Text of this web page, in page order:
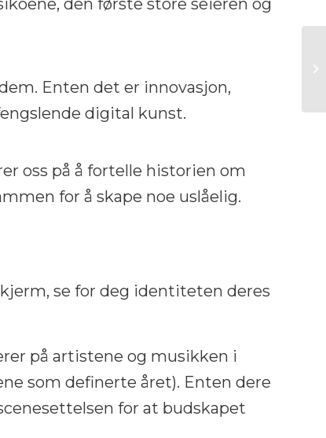
Enten det er innovasjon,
digital kunst.
oss på å fortelle historien om
for å skape noe uslåelig.
se for deg identiteten deres
på artistene og musikken i
som definerte året). Enten dere
for at budskapet